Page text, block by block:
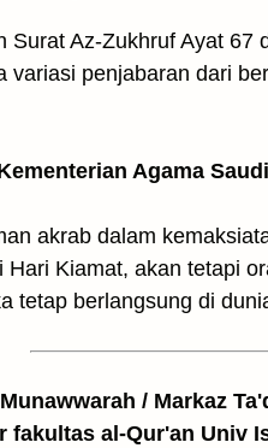
Surat Az-Zukhruf Ayat
variasi penjabaran dari
Agama
akrab dalam
Kiamat, akan tetapi
tetap berlangsung di
/ Markaz
fakultas al-Qur'an Univ